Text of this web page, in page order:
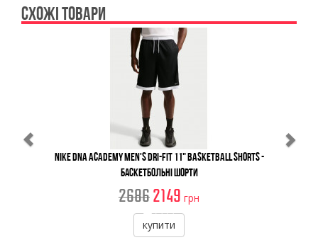
СХОЖІ ТОВАРИ
Nike DNA Academy Men's Dri-FIT 11" Basketball Shorts -
Баскетбольні Шорти
26862149 грн
купити